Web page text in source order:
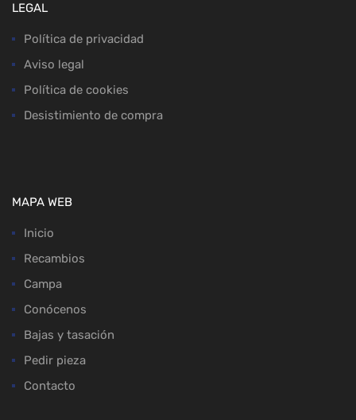
LEGAL
Política de privacidad
Aviso legal
Política de cookies
Desistimiento de compra
MAPA WEB
Inicio
Recambios
Campa
Conócenos
Bajas y tasación
Pedir pieza
Contacto